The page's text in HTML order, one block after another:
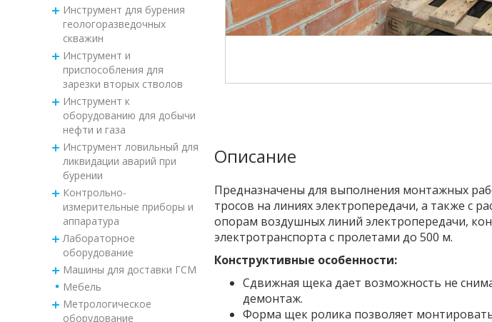
Инструмент для бурения
геологоразведочных
скважин
Инструмент и
приспособления для
зарезки вторых стволов
Инструмент к
оборудованию для добычи
нефти и газа
Инструмент ловильный для
ликвидации аварий при
бурении
Контрольно-
измерительные приборы и
аппаратура
Лабораторное
оборудование
Машины для доставки ГСМ
Мебель
Метрологическое
оборудование
Описание
Предназначены для выполнения монтажных
тросов на линиях электропередачи, а также с
опорам воздушных линий электропередачи,
электротранспорта с пролетами до 500 м.
Конструктивные особенности:
Сдвижная щека дает возможность не
демонтаж.
Форма щек ролика позволяет